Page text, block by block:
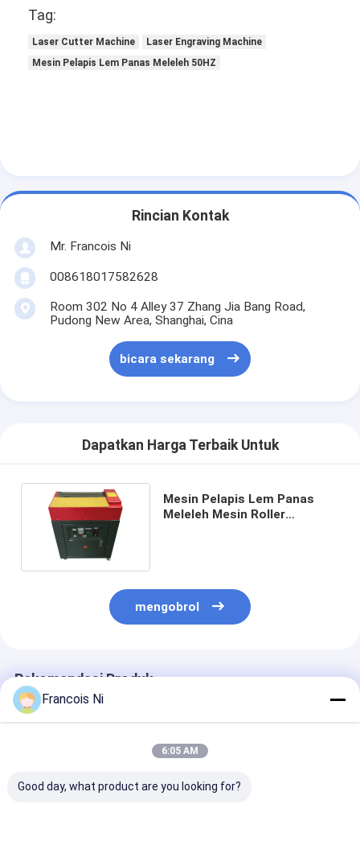
Tag:
Laser Cutter Machine
Laser Engraving Machine
Mesin Pelapis Lem Panas Meleleh 50HZ
Rincian Kontak
Mr. Francois Ni
008618017582628
Room 302 No 4 Alley 37 Zhang Jia Bang Road,
Pudong New Area, Shanghai, Cina
bicara sekarang
Dapatkan Harga Terbaik Untuk
Mesin Pelapis Lem Panas
Meleleh Mesin Roller
mengobrol
Rekomendasi Produk
Francois Ni
6:05 AM
Good day, what product are you looking for?